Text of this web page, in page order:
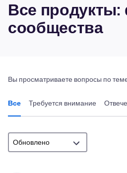
Все
сообщества
Вы просматриваете вопросы по
Все Требуется внимание